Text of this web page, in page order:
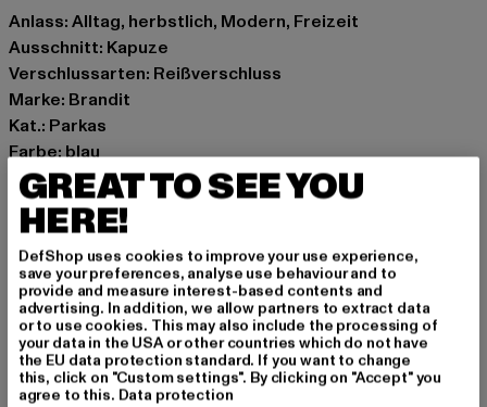
Anlass: Alltag, herbstlich, Modern, Freizeit
Ausschnitt: Kapuze
Verschlussarten: Reißverschluss
Marke: Brandit
Kat.: Parkas
Farbe: blau
Hersteller Farbe: navy
Materialzusammensetzung: 100% Nylon, 100% Polyester
Art.Nr: BD3164-00155
Hersteller: Brandit Textil GmbH |info@brandit-wear.com
Spichernstraße 6a | 50672 Köln | DE
GRÖSSE & PASSFORM
GREAT TO SEE YOU
HERE!
DefShop uses cookies to improve your use experience,
save your preferences, analyse use behaviour and to
provide and measure interest-based contents and
advertising. In addition, we allow partners to extract data
or to use cookies. This may also include the processing of
your data in the USA or other countries which do not have
the EU data protection standard. If you want to change
this, click on "Custom settings". By clicking on "Accept" you
agree to this. Data protection